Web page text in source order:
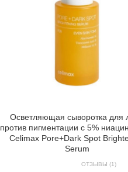
Осветляющая сыворотка для
против пигментации с 5%
Celimax Pore+Dark Spot
Serum
ОТЗЫВЫ (1)